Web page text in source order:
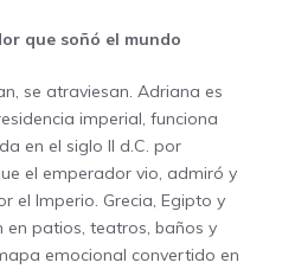
que soñó el mundo
se atraviesan. Adriana es
imperial, funciona
en el siglo II d.C. por
el emperador vio, admiró y
el Imperio. Grecia, Egipto y
en patios, teatros, baños y
emocional convertido en